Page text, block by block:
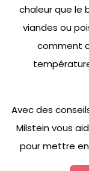
chaleur que le
viandes ou
comment
Avec des
Milstein vous
pour mettre